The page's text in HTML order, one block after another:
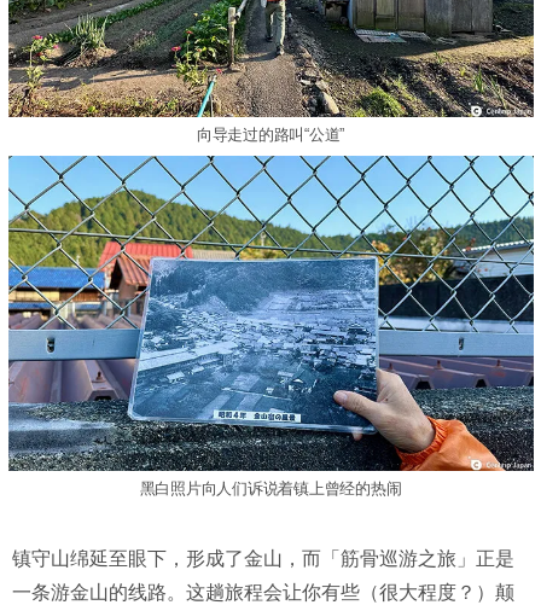
向导走过的路叫“公道”
黑白照片向人们诉说着镇上曾经的热闹
镇守山绵延至眼下，形成了金山，而「筋骨巡游之旅」正是
一条游金山的线路。这趟旅程会让你有些（很大程度？）颠